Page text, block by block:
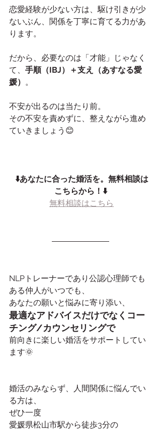
恋愛経験が少ない方は、駆け引きが少
ないぶん、関係を丁寧に育てる力があ
ります。
だから、必要なのは「才能」じゃなく
て、 手順（IBJ）＋支え（あすなる愛
媛） 。
不安が出るのは当たり前。
その不安を責めずに、整えながら進め
ていきましょう😊
⬇️あなたに合った婚活を。無料相談は
こちらから！⬇️
無料相談はこちら
NLPトレーナーであり公認心理師でも
ある仲人がいつでも、
あなたの願いと悩みに寄り添い、
最適なアドバイスだけでなくコー
チング/カウンセリングで
前向きに楽しい婚活をサポートしてい
ます🌞
婚活のみならず、人間関係に悩んでい
る方は、
ぜひ一度
愛媛県松山市駅から徒歩3分の